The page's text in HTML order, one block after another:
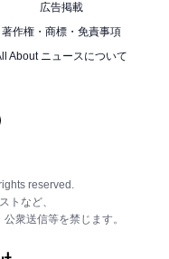
広告掲載
著作権・商標・免責事項
About ニュースについて
reserved.
トなど、
衆送信等を禁じます。